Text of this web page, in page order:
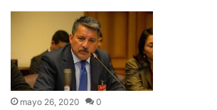
mayo 26, 2020 0